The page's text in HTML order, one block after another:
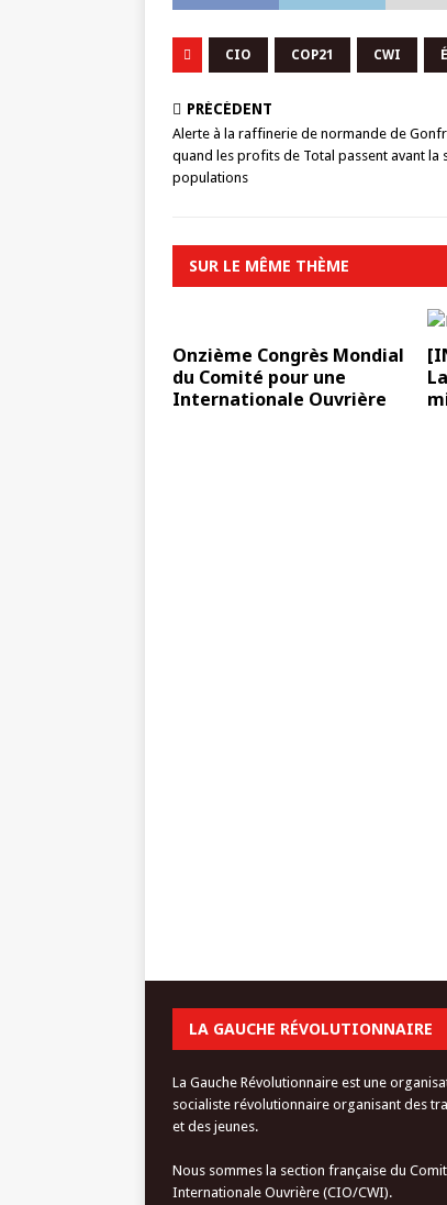
CIO COP21 CWI
PRÉCÉDENT
Alerte à la raffinerie de normande de
quand les profits de Total passent avant la
populations
SUR LE MÊME THÈME
Onzième Congrès Mondial
du Comité pour une
Internationale Ouvrière
LA GAUCHE RÉVOLUTIONNAIRE
La Gauche Révolutionnaire est une
socialiste révolutionnaire organisant des
et des jeunes.
Nous sommes la section française du
Internationale Ouvrière (CIO/CWI).